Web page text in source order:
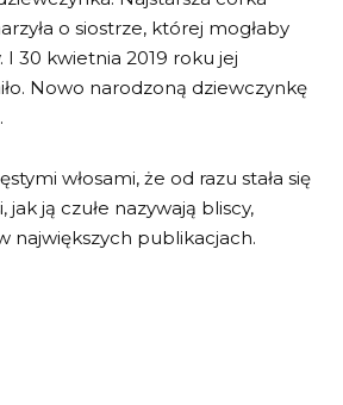
o siostrze, której mogłaby
I 30 kwietnia 2019 roku jej
Nowo narodzoną dziewczynkę
włosami, że od razu stała się
jak ją czułe nazywają bliscy,
największych publikacjach.